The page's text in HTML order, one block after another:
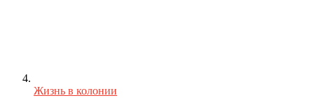
Жизнь в колонии